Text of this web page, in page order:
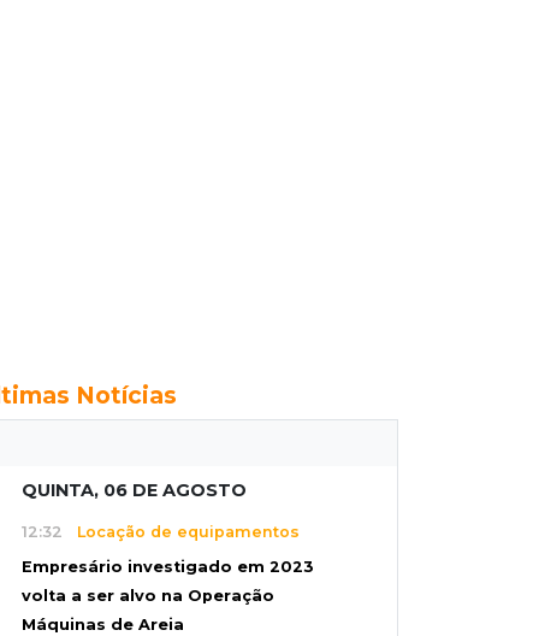
Notícias
QUINTA, 06 DE AGOSTO
12:32 Locação de equipamentos
Empresário investigado em 2023
volta a ser alvo na Operação
Máquinas de Areia